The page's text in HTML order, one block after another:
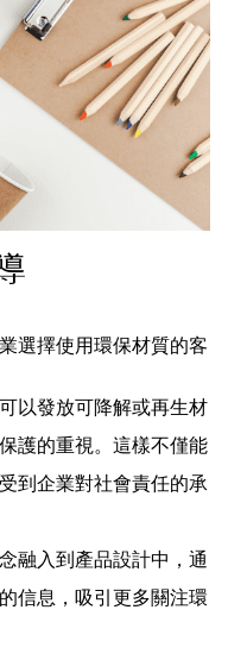
選擇使用環保材質的客
以發放可降解或再生材
護的重視。這樣不僅能
到企業對社會責任的承
融入到產品設計中，通
信息，吸引更多關注環